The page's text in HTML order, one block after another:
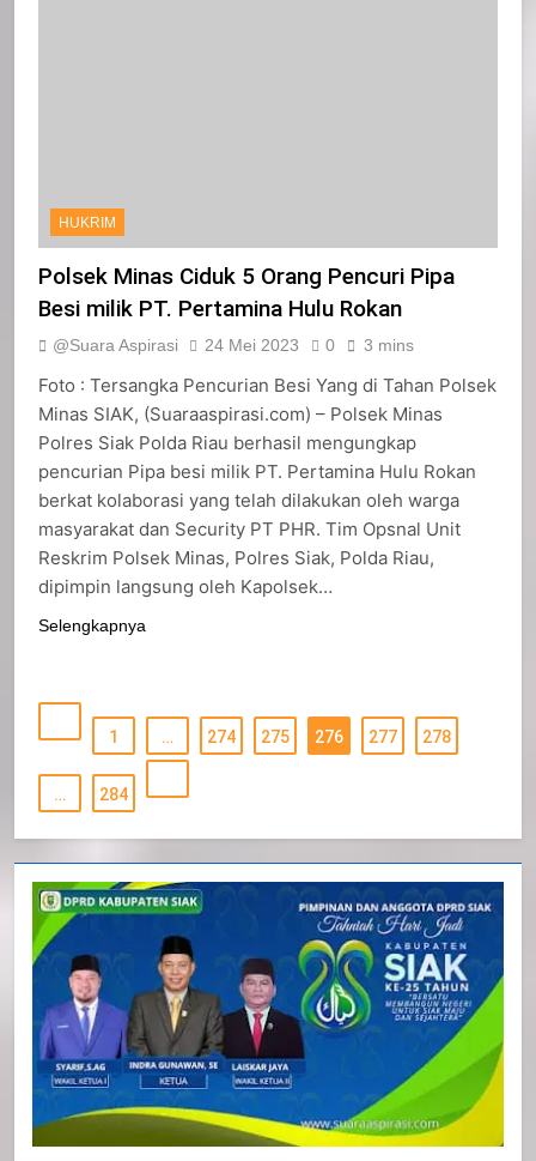
HUKRIM
Polsek Minas Ciduk 5 Orang Pencuri Pipa
Besi milik PT. Pertamina Hulu Rokan
@Suara Aspirasi 24 Mei 2023 0 3 mins
Foto : Tersangka Pencurian Besi Yang di Tahan Polsek
Minas SIAK, (Suaraaspirasi.com) – Polsek Minas
Polres Siak Polda Riau berhasil mengungkap
pencurian Pipa besi milik PT. Pertamina Hulu Rokan
berkat kolaborasi yang telah dilakukan oleh warga
masyarakat dan Security PT PHR. Tim Opsnal Unit
Reskrim Polsek Minas, Polres Siak, Polda Riau,
dipimpin langsung oleh Kapolsek…
Selengkapnya
1 … 274 275 276 277 278
… 284